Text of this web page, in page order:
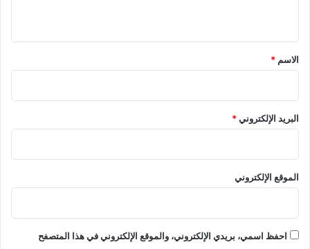
*
الاسم *
البريد الإلكتروني*
الموقع الإلكتروني
احفظ اسمي، بريدي الإلكتروني، والموقع الإلكتروني في هذا المتصفح